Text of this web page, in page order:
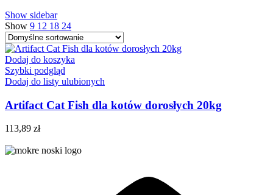
Show sidebar
Show 9 12 18 24
Dodaj do koszyka
Szybki podgląd
Dodaj do listy ulubionych
Artifact Cat Fish dla kotów dorosłych 20kg
113,89 zł